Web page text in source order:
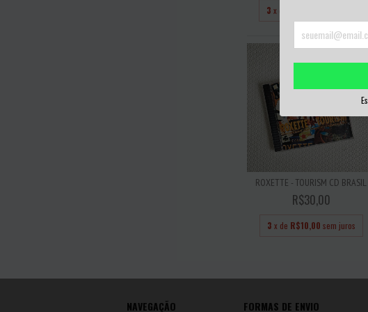
3 x de
ROXETTE - TOURISM CD BRASIL
R$30,00
3 x de R$10,00 sem juros
NAVEGAÇÃO FORMAS DE ENVIO